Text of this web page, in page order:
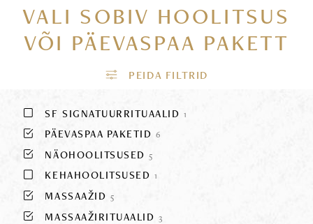
VALI SOBIV HOOLITSUS
VÕI PÄEVASPAA PAKETT
SF SIGNATUURRITUAALID 1
PÄEVASPAA PAKETID 6
NÄOHOOLITSUSED5
KEHAHOOLITSUSED 1
MASSAAŽID 5
MASSAAŽIRITUAALID 3